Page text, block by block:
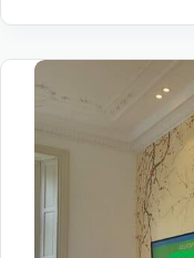
stellen
moeilijk
is
er
beter
wordt)